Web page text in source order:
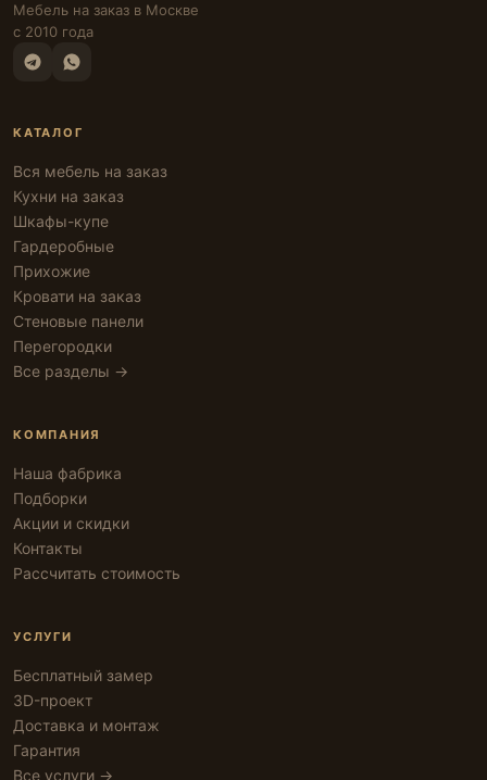
Мебель на заказ в Москве
с 2010 года
КАТАЛОГ
Вся мебель на заказ
Кухни на заказ
Шкафы-купе
Гардеробные
Прихожие
Кровати на заказ
Стеновые панели
Перегородки
Все разделы →
КОМПАНИЯ
Наша фабрика
Подборки
Акции и скидки
Контакты
Рассчитать стоимость
УСЛУГИ
Бесплатный замер
3D-проект
Доставка и монтаж
Гарантия
Все услуги →